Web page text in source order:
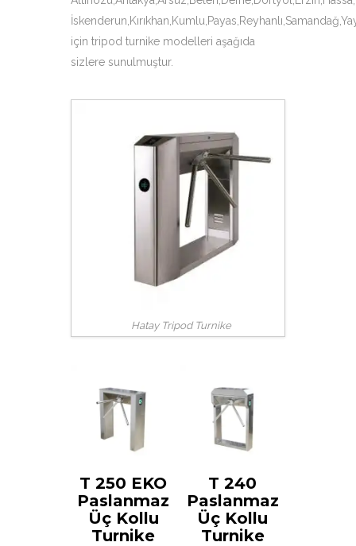
için tripod turnike modelleri aşağıda
sizlere sunulmuştur.
Hatay Tripod Turnike
T 250 EKO
Paslanmaz
Üç Kollu
Turnike
T 240
Paslanmaz
Üç Kollu
Turnike